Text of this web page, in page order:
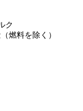
ク
燃料を除く）